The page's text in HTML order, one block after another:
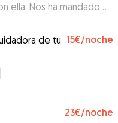
ella. Nos ha mandado
sin ninguna duda.
de tu 15€/noche
23€/noche